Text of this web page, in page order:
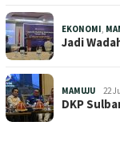
EKONOMI,
Jadi
MAMUJU 22
DKP